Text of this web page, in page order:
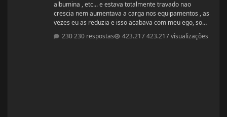
albumina , etc... e estava totalmente travado nao
crescia nem aumentava a carga nos equipamentos , as
vezes eu as reduzia e isso acabava com meu ego, so
depois de muito tempo para cair a fixa que oque
importa é a dieta,ficar tomando pack é uma bobagem ja
230 respostas 423.217 visualizações